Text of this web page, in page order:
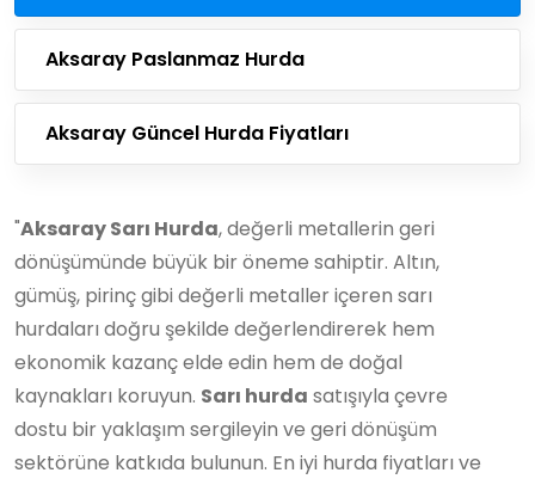
Aksaray Paslanmaz Hurda
Aksaray Güncel Hurda Fiyatları
"Aksaray Sarı Hurda, değerli metallerin geri
dönüşümünde büyük bir öneme sahiptir. Altın,
gümüş, pirinç gibi değerli metaller içeren sarı
hurdaları doğru şekilde değerlendirerek hem
ekonomik kazanç elde edin hem de doğal
kaynakları koruyun. Sarı hurda satışıyla çevre
dostu bir yaklaşım sergileyin ve geri dönüşüm
sektörüne katkıda bulunun. En iyi hurda fiyatları ve